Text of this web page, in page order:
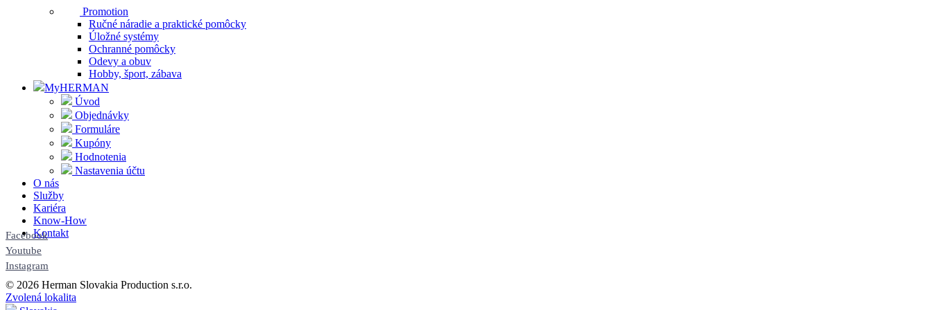
Promotion
Ručné náradie a praktické pomôcky
Úložné systémy
Ochranné pomôcky
Odevy a obuv
Hobby, šport, zábava
MyHERMAN
Úvod
Objednávky
Formuláre
Kupóny
Hodnotenia
Nastavenia účtu
O nás
Služby
Kariéra
Know-How
Kontakt
Facebook
Youtube
Instagram
© 2026 Herman Slovakia Production s.r.o.
Zvolená lokalita